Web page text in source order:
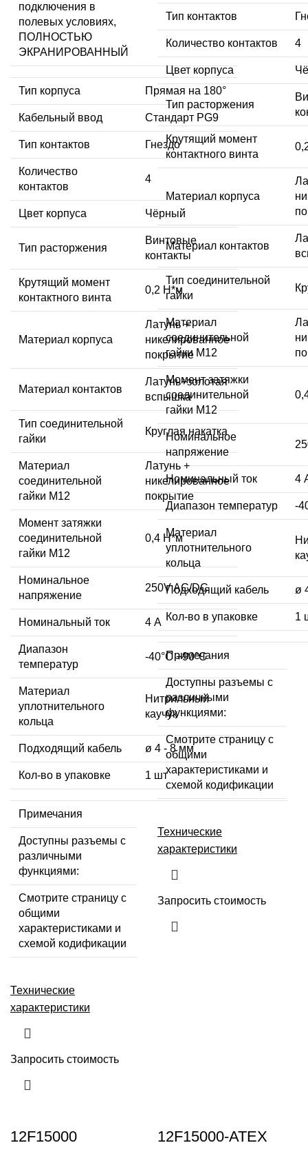
подключения в
полевых условиях,
ПОЛНОСТЬЮ
ЭКРАНИРОВАННЫЙ
Тип корпуса Прямая на 180°
Кабельный ввод Стандарт PG9
Тип контактов Гнездо
Количество
контактов
4
Цвет корпуса Чёрный
Тип расторжения
Винтовые
контакты
Крутящий момент
контактного винта
0,2 Н*м
Материал корпуса
Латунь +
никелированное
покрытие
Материал контактов
Латунь+золотая
вспышка
Тип соединительной
гайки
Круглая накатка
Материал
соединительной
гайки M12
Латунь +
никелированное
покрытие
Момент затяжки
соединительной
гайки M12
0,4 Н*м
Номинальное
напряжение
250V AC/DC
Номинальный ток 4 А
Диапазон
температур
-40°C +90°C
Материал
уплотнительного
кольца
Нитрильный
каучук
Подходящий кабель ø 4 - 8 мм
Кол-во в упаковке 1 шт
Примечания
Доступны разъемы с
различными
функциями:
Смотрите страницу с
общими
характеристиками и
схемой кодификации
Технические
характеристики
Запросить стоимость
Тип контактов
Количество контактов 4
Цвет корпуса
Тип расторжения
Крутящий момент
контактного винта
Материал корпуса
Материал контактов
Тип соединительной
гайки
Материал
соединительной
гайки M12
Момент затяжки
соединительной
гайки M12
Номинальное
напряжение
Номинальный ток 4
Диапазон температур -
Материал
уплотнительного
кольца
Подходящий кабель ø
Кол-во в упаковке 1
Примечания
Доступны разъемы с
различными
функциями:
Смотрите страницу с
общими
характеристиками и
схемой кодификации
Технические
характеристики
Запросить стоимость
12F15000 12F15000-ATEX